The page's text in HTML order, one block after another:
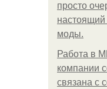
просто
настоящий
моды.
Работа в
компании
связана с